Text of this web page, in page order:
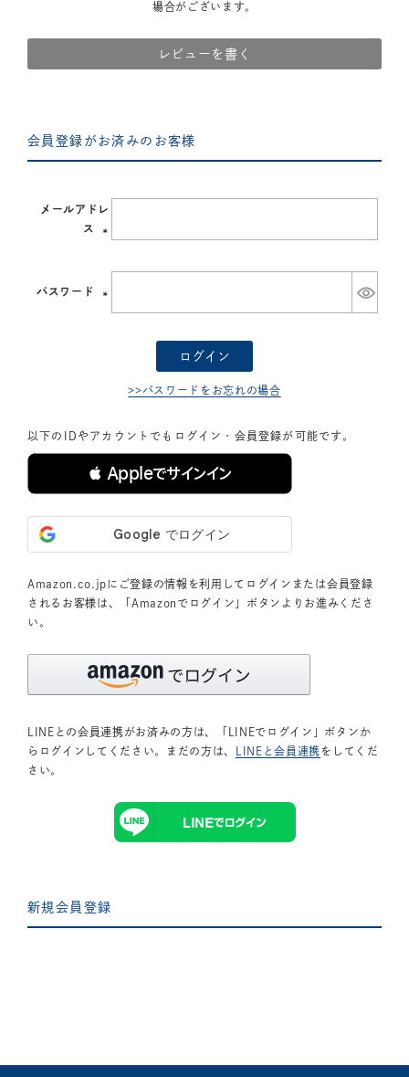
場合がございます。
レビューを書く
会員登録がお済みのお客様
メールアドレ
ス
須)
パスワード
(必
ログイン
>>パスワードをお忘れの場合
以下のIDやアカウントでもログイン・会員登録が可能です。
 Appleでサインイン
Amazon.co.jpにご登録の情報を利用してログインまたは会員登録
されるお客様は、「Amazonでログイン」ボタンよりお進みくださ
い。
LINEとの会員連携がお済みの方は、「LINEでログイン」ボタンか
らログインしてください。まだの方は、
LINEと会員連携 をしてくだ
さい。
新規会員登録